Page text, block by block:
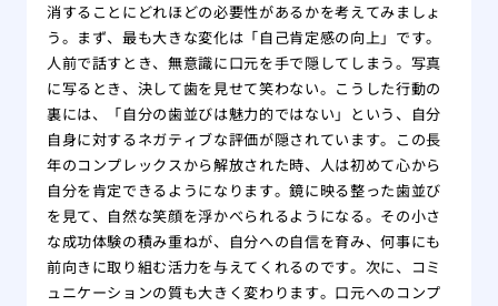
消することにどれほどの必要性があるかを考えてみましょ
う。まず、最も大きな変化は「自己肯定感の向上」です。
人前で話すとき、無意識に口元を手で隠してしまう。写真
に写るとき、決して歯を見せて笑わない。こうした行動の
裏には、「自分の歯並びは魅力的ではない」という、自分
自身に対するネガティブな評価が隠されています。この長
年のコンプレックスから解放された時、人は初めて心から
自分を肯定できるようになります。鏡に映る整った歯並び
を見て、自然な笑顔を浮かべられるようになる。その小さ
な成功体験の積み重ねが、自分への自信を育み、何事にも
前向きに取り組む活力を与えてくれるのです。次に、コミ
ュニケーションの質も大きく変わります。口元へのコンプ